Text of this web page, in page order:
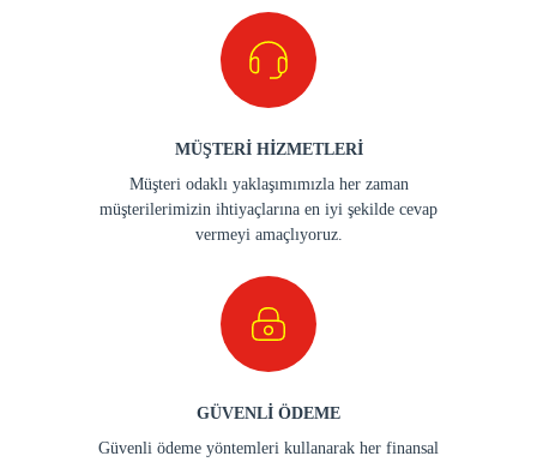
MÜŞTERİ HİZMETLERİ
Müşteri odaklı yaklaşımımızla her zaman
müşterilerimizin ihtiyaçlarına en iyi şekilde cevap
vermeyi amaçlıyoruz.
GÜVENLİ ÖDEME
Güvenli ödeme yöntemleri kullanarak her finansal